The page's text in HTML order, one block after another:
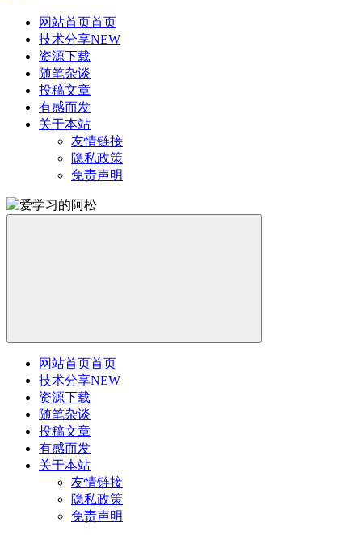
网站首页首页
技术分享NEW
资源下载
随笔杂谈
投稿文章
有感而发
关于本站
友情链接
隐私政策
免责声明
网站首页首页
技术分享NEW
资源下载
随笔杂谈
投稿文章
有感而发
关于本站
友情链接
隐私政策
免责声明